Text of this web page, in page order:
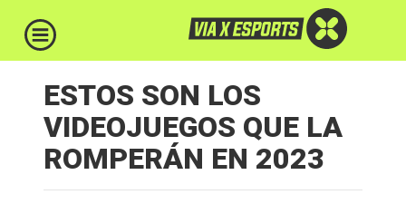
ESTOS SON LOS
VIDEOJUEGOS QUE LA
ROMPERÁN EN 2023